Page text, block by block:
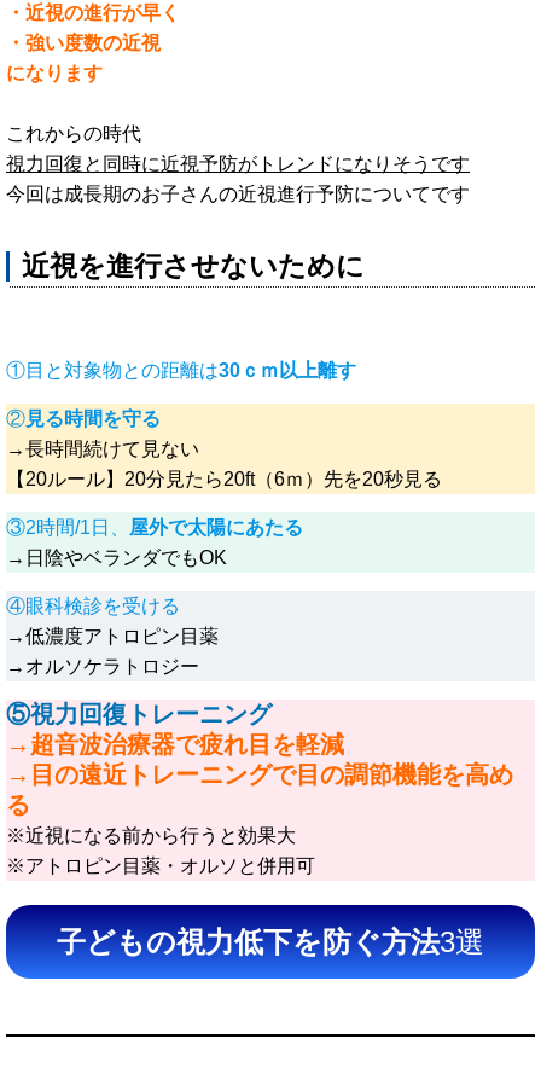
・近視の進行が早く
・強い度数の近視
になります
これからの時代
視力回復と同時に近視予防がトレンドになりそうです
今回は成長期のお子さんの近視進行予防についてです
近視を進行させないために
①目と対象物との距離は30ｃｍ以上離す
②見る時間を守る
→長時間続けて見ない
【20ルール】20分見たら20ft（6ｍ）先を20秒見る
③2時間/1日、 屋外で太陽にあたる
→日陰やベランダでもOK
④眼科検診を受ける
→低濃度アトロピン目薬
→オルソケラトロジー
⑤視力回復トレーニング
→ 超音波治療器で疲れ目を軽減
→目の遠近トレーニングで目の調節機能を高め
る
※近視になる前から行うと効果大
※アトロピン目薬・オルソと併用可
子どもの視力低下を防ぐ方法3選